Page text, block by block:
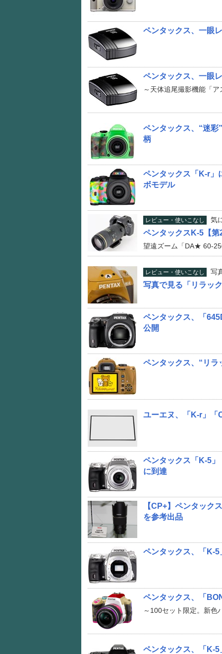
ペンタックス、一眼
ペンタックス、一眼
～天体追尾撮影機能「
ペンタックス、“迷
柄
ペンタックス「K-r」
ボモデル
レビュー・使いこなし 気
ペンタックスK-5【第
望遠ズーム「DA★ 60-
レビュー・使いこなし 写
写真で見る「リラッ
ペンタックス、「
公開
ペンタックス、“リ
ユーエヌ、「K-r」「
ペンタックス「K-5
に到達
【CP+】ペンタック
を参考出品
ペンタックス、「K-
ペンタックス、「
～100セット限定。新色
ペンタックス、「K-